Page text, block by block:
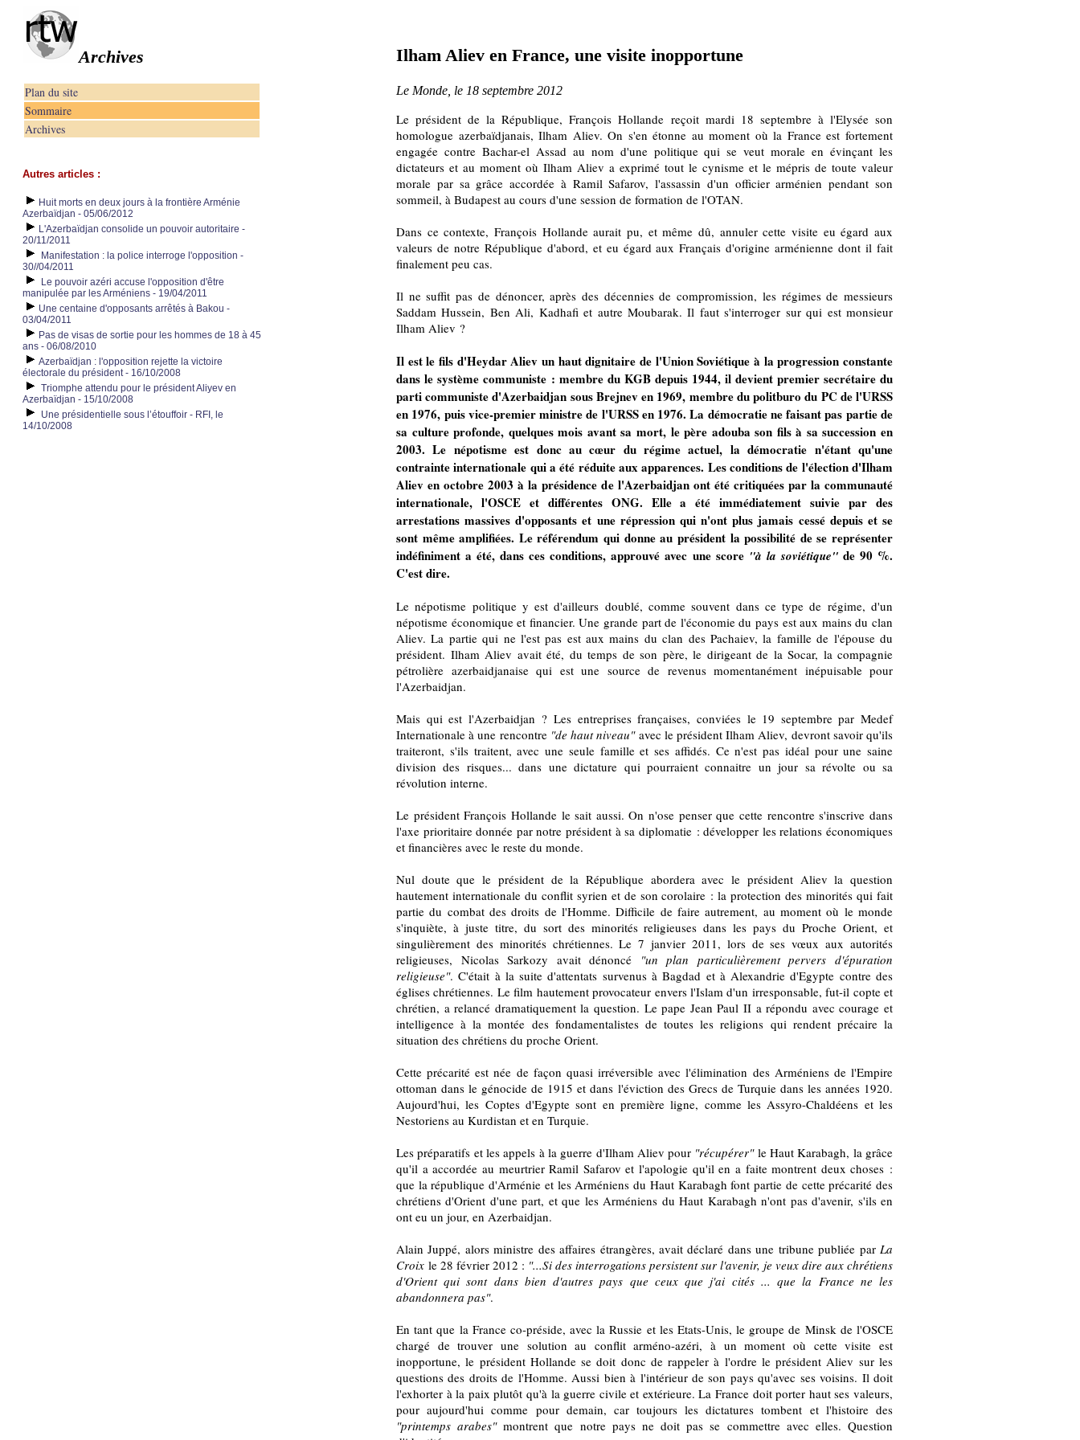
Archives
Plan du site
Sommaire
Archives
Autres articles :
Huit morts en deux jours à la frontière Arménie
Azerbaïdjan - 05/06/2012
L'Azerbaïdjan consolide un pouvoir autoritaire -
20/11/2011
Manifestation : la police interroge l'opposition -
30//04/2011
Le pouvoir azéri accuse l'opposition d'être
manipulée par les Arméniens - 19/04/2011
Une centaine d'opposants arrêtés à Bakou -
03/04/2011
Pas de visas de sortie pour les hommes de 18 à 45
ans - 06/08/2010
Azerbaïdjan : l'opposition rejette la victoire
électorale du président - 16/10/2008
Triomphe attendu pour le président Aliyev en
Azerbaïdjan - 15/10/2008
Une présidentielle sous l’étouffoir - RFI, le
14/10/2008
Ilham Aliev en France, une visite inopportune
Le Monde, le 18 septembre 2012
Le président de la République, François Hollande reçoit mardi 18 septembre à l'Elysée son
homologue azerbaïdjanais, Ilham Aliev. On s'en étonne au moment où la France est fortement
engagée contre Bachar-el Assad au nom d'une politique qui se veut morale en évinçant les
dictateurs et au moment où Ilham Aliev a exprimé tout le cynisme et le mépris de toute valeur
morale par sa grâce accordée à Ramil Safarov, l'assassin d'un officier arménien pendant son
sommeil, à Budapest au cours d'une session de formation de l'OTAN.
Dans ce contexte, François Hollande aurait pu, et même dû, annuler cette visite eu égard aux
valeurs de notre République d'abord, et eu égard aux Français d'origine arménienne dont il fait
finalement peu cas.
Il ne suffit pas de dénoncer, après des décennies de compromission, les régimes de messieurs
Saddam Hussein, Ben Ali, Kadhafi et autre Moubarak. Il faut s'interroger sur qui est monsieur
Ilham Aliev ?
Il est le fils d'Heydar Aliev un haut dignitaire de l'Union Soviétique à la progression constante
dans le système communiste : membre du KGB depuis 1944, il devient premier secrétaire du
parti communiste d'Azerbaidjan sous Brejnev en 1969, membre du politburo du PC de l'URSS
en 1976, puis vice-premier ministre de l'URSS en 1976. La démocratie ne faisant pas partie de
sa culture profonde, quelques mois avant sa mort, le père adouba son fils à sa succession en
2003. Le népotisme est donc au cœur du régime actuel, la démocratie n'étant qu'une
contrainte internationale qui a été réduite aux apparences. Les conditions de l'élection d'Ilham
Aliev en octobre 2003 à la présidence de l'Azerbaidjan ont été critiquées par la communauté
internationale, l'OSCE et différentes ONG. Elle a été immédiatement suivie par des
arrestations massives d'opposants et une répression qui n'ont plus jamais cessé depuis et se
sont même amplifiées. Le référendum qui donne au président la possibilité de se représenter
indéfiniment a été, dans ces conditions, approuvé avec une score "à la soviétique"de 90 %.
C'est dire.
Le népotisme politique y est d'ailleurs doublé, comme souvent dans ce type de régime, d'un
népotisme économique et financier. Une grande part de l'économie du pays est aux mains du clan
Aliev. La partie qui ne l'est pas est aux mains du clan des Pachaiev, la famille de l'épouse du
président. Ilham Aliev avait été, du temps de son père, le dirigeant de la Socar, la compagnie
pétrolière azerbaidjanaise qui est une source de revenus momentanément inépuisable pour
l'Azerbaidjan.
Mais qui est l'Azerbaidjan ? Les entreprises françaises, conviées le 19 septembre par Medef
Internationale à une rencontre "de haut niveau"avec le président Ilham Aliev, devront savoir qu'ils
traiteront, s'ils traitent, avec une seule famille et ses affidés. Ce n'est pas idéal pour une saine
division des risques... dans une dictature qui pourraient connaitre un jour sa révolte ou sa
révolution interne.
Le président François Hollande le sait aussi. On n'ose penser que cette rencontre s'inscrive dans
l'axe prioritaire donnée par notre président à sa diplomatie : développer les relations économiques
et financières avec le reste du monde.
Nul doute que le président de la République abordera avec le président Aliev la question
hautement internationale du conflit syrien et de son corolaire : la protection des minorités qui fait
partie du combat des droits de l'Homme. Difficile de faire autrement, au moment où le monde
s'inquiète, à juste titre, du sort des minorités religieuses dans les pays du Proche Orient, et
singulièrement des minorités chrétiennes. Le 7 janvier 2011, lors de ses vœux aux autorités
religieuses, Nicolas Sarkozy avait dénoncé
"un plan particulièrement pervers d'épuration
religieuse". C'était à la suite d'attentats survenus à Bagdad et à Alexandrie d'Egypte contre des
églises chrétiennes. Le film hautement provocateur envers l'Islam d'un irresponsable, fut-il copte et
chrétien, a relancé dramatiquement la question. Le pape Jean Paul II a répondu avec courage et
intelligence à la montée des fondamentalistes de toutes les religions qui rendent précaire la
situation des chrétiens du proche Orient.
Cette précarité est née de façon quasi irréversible avec l'élimination des Arméniens de l'Empire
ottoman dans le génocide de 1915 et dans l'éviction des Grecs de Turquie dans les années 1920.
Aujourd'hui, les Coptes d'Egypte sont en première ligne, comme les Assyro-Chaldéens et les
Nestoriens au Kurdistan et en Turquie.
Les préparatifs et les appels à la guerre d'Ilham Aliev pour "récupérer"le Haut Karabagh, la grâce
qu'il a accordée au meurtrier Ramil Safarov et l'apologie qu'il en a faite montrent deux choses :
que la république d'Arménie et les Arméniens du Haut Karabagh font partie de cette précarité des
chrétiens d'Orient d'une part, et que les Arméniens du Haut Karabagh n'ont pas d'avenir, s'ils en
ont eu un jour, en Azerbaidjan.
Alain Juppé, alors ministre des affaires étrangères, avait déclaré dans une tribune publiée par La
Croix le 28 février 2012 : "...Si des interrogations persistent sur l'avenir, je veux dire aux chrétiens
d'Orient qui sont dans bien d'autres pays que ceux que j'ai cités ... que la France ne les
abandonnera pas".
En tant que la France co-préside, avec la Russie et les Etats-Unis, le groupe de Minsk de l'OSCE
chargé de trouver une solution au conflit arméno-azéri, à un moment où cette visite est
inopportune, le président Hollande se doit donc de rappeler à l'ordre le président Aliev sur les
questions des droits de l'Homme. Aussi bien à l'intérieur de son pays qu'avec ses voisins. Il doit
l'exhorter à la paix plutôt qu'à la guerre civile et extérieure. La France doit porter haut ses valeurs,
pour aujourd'hui comme pour demain, car toujours les dictatures tombent et l'histoire des
"printemps arabes"montrent que notre pays ne doit pas se commettre avec elles. Question